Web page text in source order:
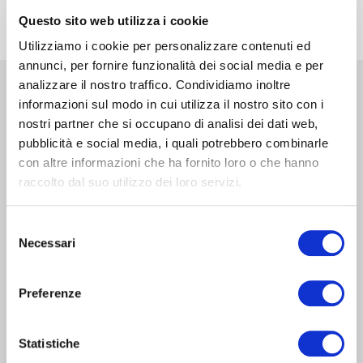
Questo sito web utilizza i cookie
Utilizziamo i cookie per personalizzare contenuti ed
annunci, per fornire funzionalità dei social media e per
analizzare il nostro traffico. Condividiamo inoltre
informazioni sul modo in cui utilizza il nostro sito con i
nostri partner che si occupano di analisi dei dati web,
pubblicità e social media, i quali potrebbero combinarle
con altre informazioni che ha fornito loro o che hanno
raccolto dal suo utilizzo dei loro servizi.
delNecessari
Preferenze
Statistiche
NEWS & EVENTS